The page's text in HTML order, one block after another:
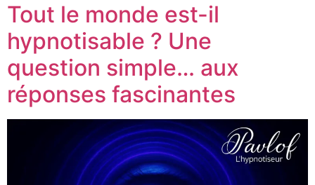
Tout le monde est-il
hypnotisable ? Une
question simple… aux
réponses fascinantes